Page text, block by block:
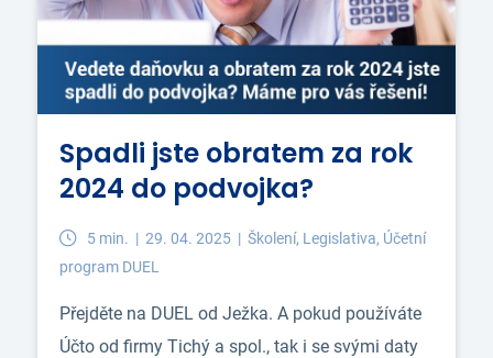
Spadli jste obratem za rok
2024 do podvojka?
5 min. | 29. 04. 2025 | Školení, Legislativa, Účetní
program DUEL
Přejděte na DUEL od Ježka. A pokud používáte
Účto od firmy Tichý a spol., tak i se svými daty